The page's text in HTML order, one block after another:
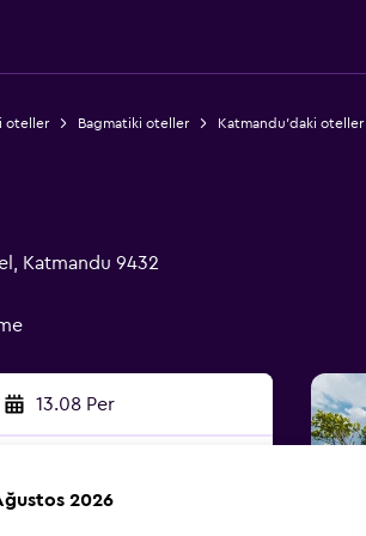
oteller Bagmatiki oteller Katmandu'daki oteller
Katmandu 9432
13.08 Per
2026